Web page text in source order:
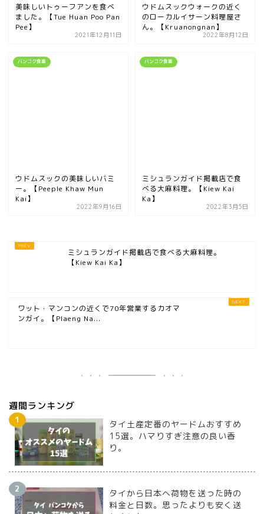
美味しいトゥーフアンを食べ
ました。【Tue Huan Poo Pan
Pee】
2021年12月11日
ウドムスックウォークの近く
のローカルイサーン料理屋さ
ん。【Kruanongnan】
2022年8月12日
バンコク食事
ウドムスックの美味しいバミ
ー。【Peeple Khaw Mun
Kai】
2022年9月16日
バンコク食事
ミシュランガイド掲載店で食
べる大麻料理。【Kiew Kai
Ka】
2022年3月5日
ミシュランガイド掲載店で食べる大麻料理。
【Kiew Kai Ka】
ワット・マンコンの近くで70年営業するカオマ
ンガイ。【Plaeng Na...
週間ランキング
タイ土産定番のヤードムおすすめ
15選。ハマりすぎ注意の良い香
り。
タイから日本へ荷物を送った時の
料金と日数。思ったよりも安く送